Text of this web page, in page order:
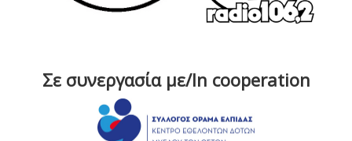
Σε συνεργασία με/In cooperation